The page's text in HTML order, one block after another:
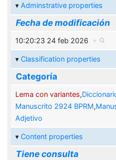
Adminstrative properties
Fecha de modificación
10:20:23 24 feb 2026 +
Classification properties
Categoría
Lema con variantes,
Manuscrito 2924 BPRM,
Adjetivo
Content properties
Tiene consulta